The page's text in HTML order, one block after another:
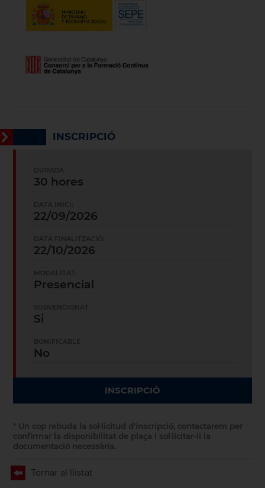
INSCRIPCIÓ
30 hores
22/09/2026
22/10/2026
Presencial
Si
No
INSCRIPCIÓ
* Un cop rebuda la sol·licitud d'inscripció, contactarem per
confirmar la disponibilitat de plaça i sol·licitar-li la
documentació necessària.
Tornar al llistat